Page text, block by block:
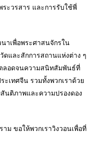
ะวรสาร และการรับใช้พี่
เพื่อพระศาสนจักรใน
ดและสักการสถานแห่งต่าง ๆ
ลอดจนความสนิทสัมพันธ์ที่
เทศจีน รวมทั้งพวกเราด้วย
นติภาพและความปรองดอง
ขอให้พวกเราวิงวอนเพื่อที่